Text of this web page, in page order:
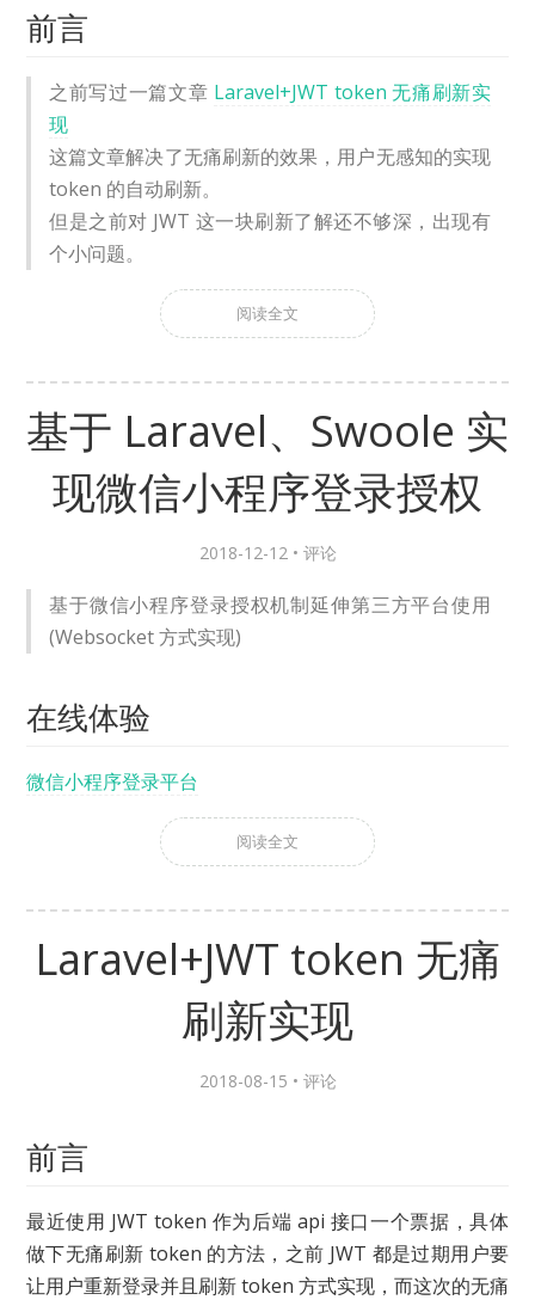
前言
之前写过一篇文章 Laravel+JWT token 无痛刷新实
现
这篇文章解决了无痛刷新的效果，用户无感知的实现
token 的自动刷新。
但是之前对 JWT 这一块刷新了解还不够深，出现有
个小问题。
阅读全文
基于 Laravel、Swoole 实
现微信小程序登录授权
2018-12-12 • 评论
基于微信小程序登录授权机制延伸第三方平台使用
(Websocket 方式实现)
在线体验
微信小程序登录平台
阅读全文
Laravel+JWT token 无痛
刷新实现
2018-08-15 • 评论
前言
最近使用 JWT token 作为后端 api 接口一个票据，具体
做下无痛刷新 token 的方法，之前 JWT 都是过期用户要
让用户重新登录并且刷新 token 方式实现，而这次的无痛